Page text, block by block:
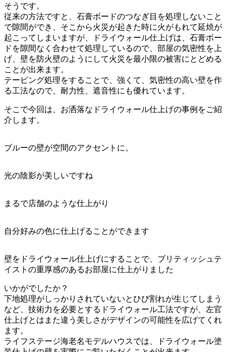
そうです。
従来の方法ですと、石膏ボードのつなぎ目を処理しないこと
で隙間ができ、そこから火災が起きた時に火がもれて延焼が
起こってしまいますが、ドライウォール仕上げは、石膏ボー
ドを隙間なく合わせて処理しているので、部屋の気密性を上
げ、壁を防火壁のようにして火災を最小限の被害にとどめる
ことが出来ます。
テーピング処理をすることで、強くて、気密性の高い壁を作
る工法なので、耐力性、遮音性にも優れています。
そこで今回は、お洒落なドライウォール仕上げの事例をご紹
介します。
ブルーの壁が空間のアクセントに。
光の陰影が美しいですね
まるで店舗のような仕上がり
自分好みの色に仕上げることができます
壁をドライウォール仕上げにすることで、ブリティッシュテ
イストの重厚感のあるお部屋に仕上がりました
いかがでしたか？
下地処理がしっかりされていないとひび割れが生じてしまう
など、技術力を必要とするドライウォール工法ですが、左官
仕上げとはまた違う美しさがデザインの可能性を広げてくれ
ます。
ライフステージ海老名モデルハウスでは、ドライウォール塗